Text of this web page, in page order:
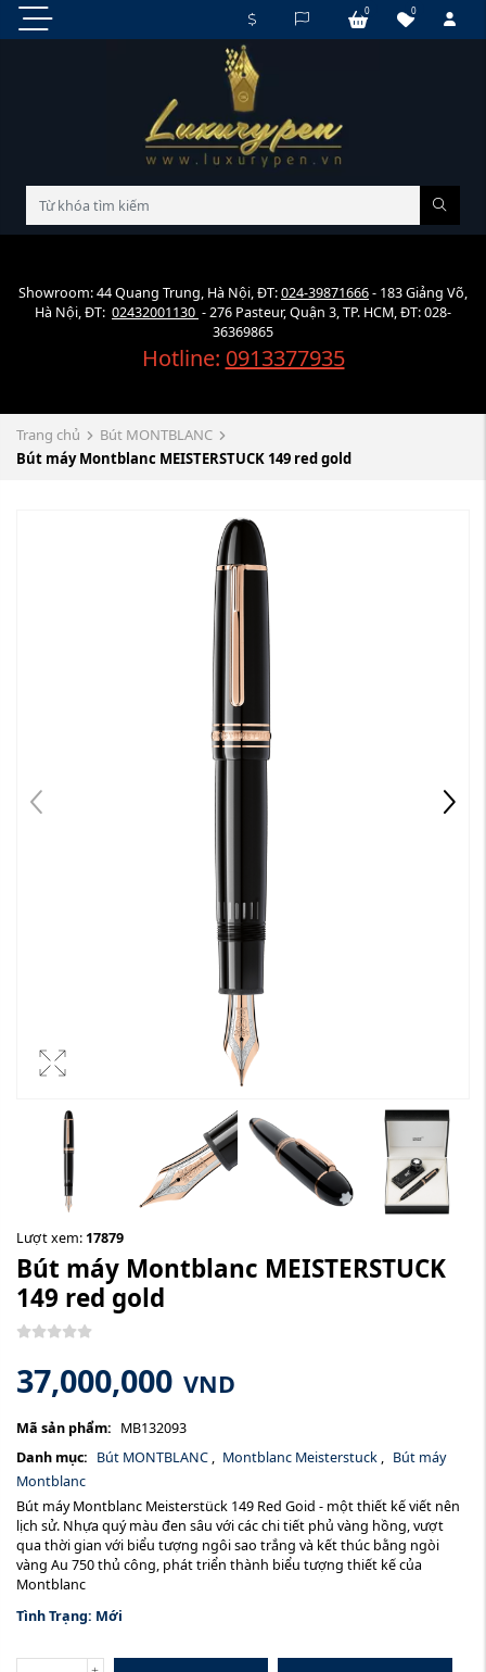
0
0
Showroom: 44 Quang Trung, Hà Nội, ĐT:024-39871666- 183 Giảng Võ,
Hà Nội, ĐT: 02432001130 - 276 Pasteur, Quận 3, TP. HCM, ĐT: 028-
36369865
Hotline: 0913377935
Trang chủ
Bút MONTBLANC
Bút máy Montblanc MEISTERSTUCK 149 red gold
Lượt xem: 17879
Bút máy Montblanc MEISTERSTUCK
149 red gold
37,000,000 VND
Mã sản phẩm: MB132093
Danh mục: Bút MONTBLANC , Montblanc Meisterstuck , Bút máy
Montblanc
Bút máy Montblanc Meisterstück 149 Red Goid - một thiết kế viết nên
lịch sử. Nhựa quý màu đen sâu với các chi tiết phủ vàng hồng, vượt
qua thời gian với biểu tượng ngôi sao trắng và kết thúc bằng ngòi
vàng Au 750 thủ công, phát triển thành biểu tượng thiết kế của
Montblanc
Tình Trạng: Mới